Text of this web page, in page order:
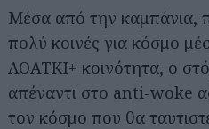
Μέσα από την καμπάνια,
πολύ κοινές για κόσμο
ΛΟΑΤΚΙ+ κοινότητα, ο
απέναντι στο anti-woke
τον κόσμο που θα